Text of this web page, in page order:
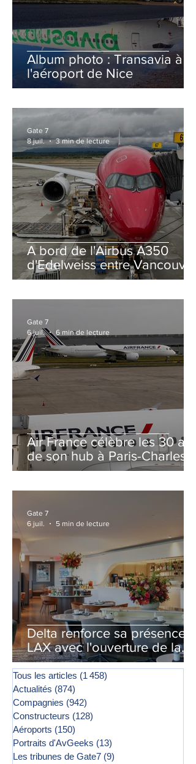
Album photo : Transavia à
l'aéroport de Nice
A bord de l'Airbus A350
d'Edelweiss entre Vancouver
et Zurich
Gate 7
8 juil.
3 min de lecture
Air France célèbre les 30 ans
de son hub à Paris-Charles
de Gaulle
Gate 7
6 juil.
6 min de lecture
Delta renforce sa présence à
LAX avec l'ouverture de la
première phase d'un second
salon Delta One
Gate 7
6 juil.
5 min de lecture
Tous les articles (1 458)
Actualités (874)
Compagnies (942)
Constructeurs (128)
Aéroports (150)
Portraits d'AvGeeks (13)
Les tribunes de Gate7 (9)